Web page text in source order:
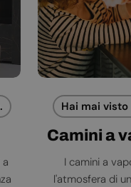
Hai mai
Camini a
I camini a
l'atmosfera di